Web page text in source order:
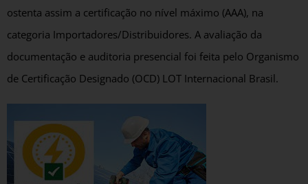
ostenta assim a certificação no nível máximo (AAA), na
categoria Importadores/Distribuidores. A avaliação da
documentação e auditoria presencial foi feita pelo Organismo
de Certificação Designado (OCD) LOT Internacional Brasil.